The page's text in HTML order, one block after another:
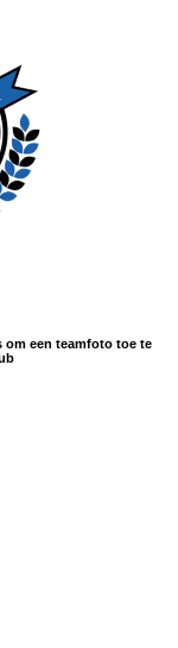
om een teamfoto toe te